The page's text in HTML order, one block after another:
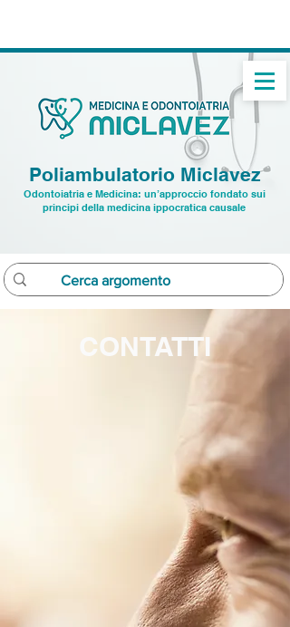
Poliambulatorio Miclavez
Odontoiatria e Medicina: un’approccio fondato sui
principi della medicina ippocratica causale
CONTATTI